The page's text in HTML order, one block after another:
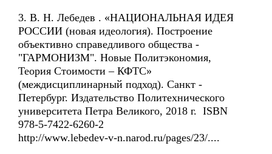
3. В. Н. Лебедев . «НАЦИОНАЛЬНАЯ ИДЕЯ
РОССИИ (новая идеология). Построение
объективно справедливого общества -
"ГАРМОНИЗМ". Новые Политэкономия,
Теория Стоимости – КФТС»
(междисциплинарный подход). Санкт -
Петербург. Издательство Политехнического
университета Петра Великого, 2018 г. ISBN
978-5-7422-6260-2
http://www.lebedev-v-n.narod.ru/pages/23/....